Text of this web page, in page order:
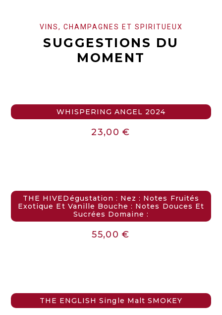
VINS, CHAMPAGNES ET SPIRITUEUX
SUGGESTIONS DU
MOMENT
WHISPERING ANGEL 2024
23,00€
THE HIVEDégustation : Nez : Notes Fruités
Exotique Et Vanille Bouche : Notes Douces Et
Sucrées Domaine :
55,00€
THE ENGLISH Single Malt SMOKEY